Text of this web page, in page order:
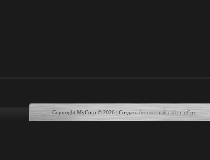
Copyright MyCorp © 2026| Создать бесплатный сайтс uCoz